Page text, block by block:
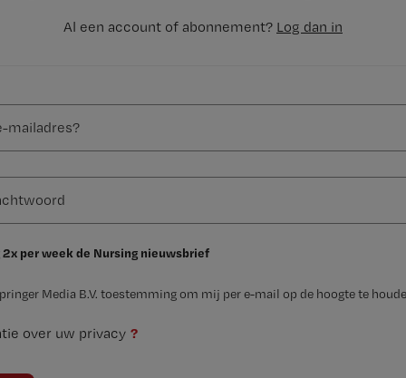
Al een account of abonnement? Log dan in
2x per week de Nursing nieuwsbrief
Media B.V. toestemming om mij per e-mail op de hoogte te
over uw privacy ?